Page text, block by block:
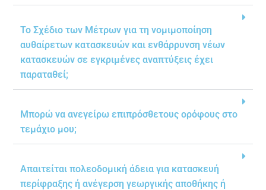
Το Σχέδιο των Μέτρων για τη νομιμοποίηση
αυθαίρετων κατασκευών και ενθάρρυνση νέων
κατασκευών σε εγκριμένες αναπτύξεις έχει
παραταθεί;
Μπορώ να ανεγείρω επιπρόσθετους ορόφους στο
τεμάχιο μου;
Απαιτείται πολεοδομική άδεια για κατασκευή
περίφραξης ή ανέγερση γεωργικής αποθήκης ή